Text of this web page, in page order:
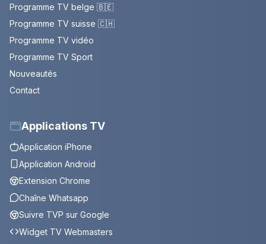
Programme TV belge 🇧🇪
Programme TV suisse 🇨🇭
Programme TV vidéo
Programme TV Sport
Nouveautés
Contact
Applications TV
Application iPhone
Application Android
Extension Chrome
Chaîne Whatsapp
Suivre TVP sur Google
Widget TV Webmasters